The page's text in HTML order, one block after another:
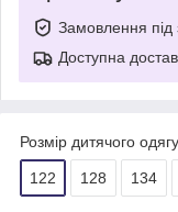
Замовлення під
Доступна
Розмір дитячого одягу
122 128 134